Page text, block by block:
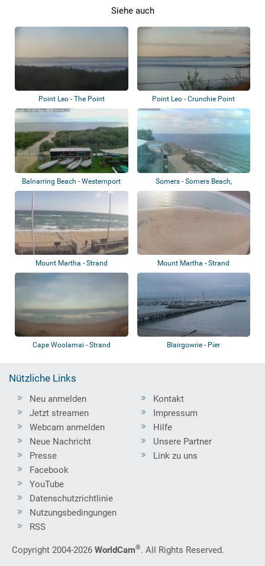
Siehe auch
Point Leo - The Point Point Leo - Crunchie Point
Balnarring Beach - Westernport
Yacht Clu...
Somers - Somers Beach,
Balnarring, The N...
Mount Martha - Strand Mount Martha - Strand
Cape Woolamai - Strand Blairgowrie - Pier
Nützliche Links
Neu anmelden
Jetzt streamen
Webcam anmelden
Neue Nachricht
Presse
Kontakt
Impressum
Hilfe
Unsere Partner
Link zu uns
Facebook
YouTube
Datenschutzrichtlinie
Nutzungsbedingungen
RSS
Copyright 2004-2026 WorldCam®. All Rights Reserved.